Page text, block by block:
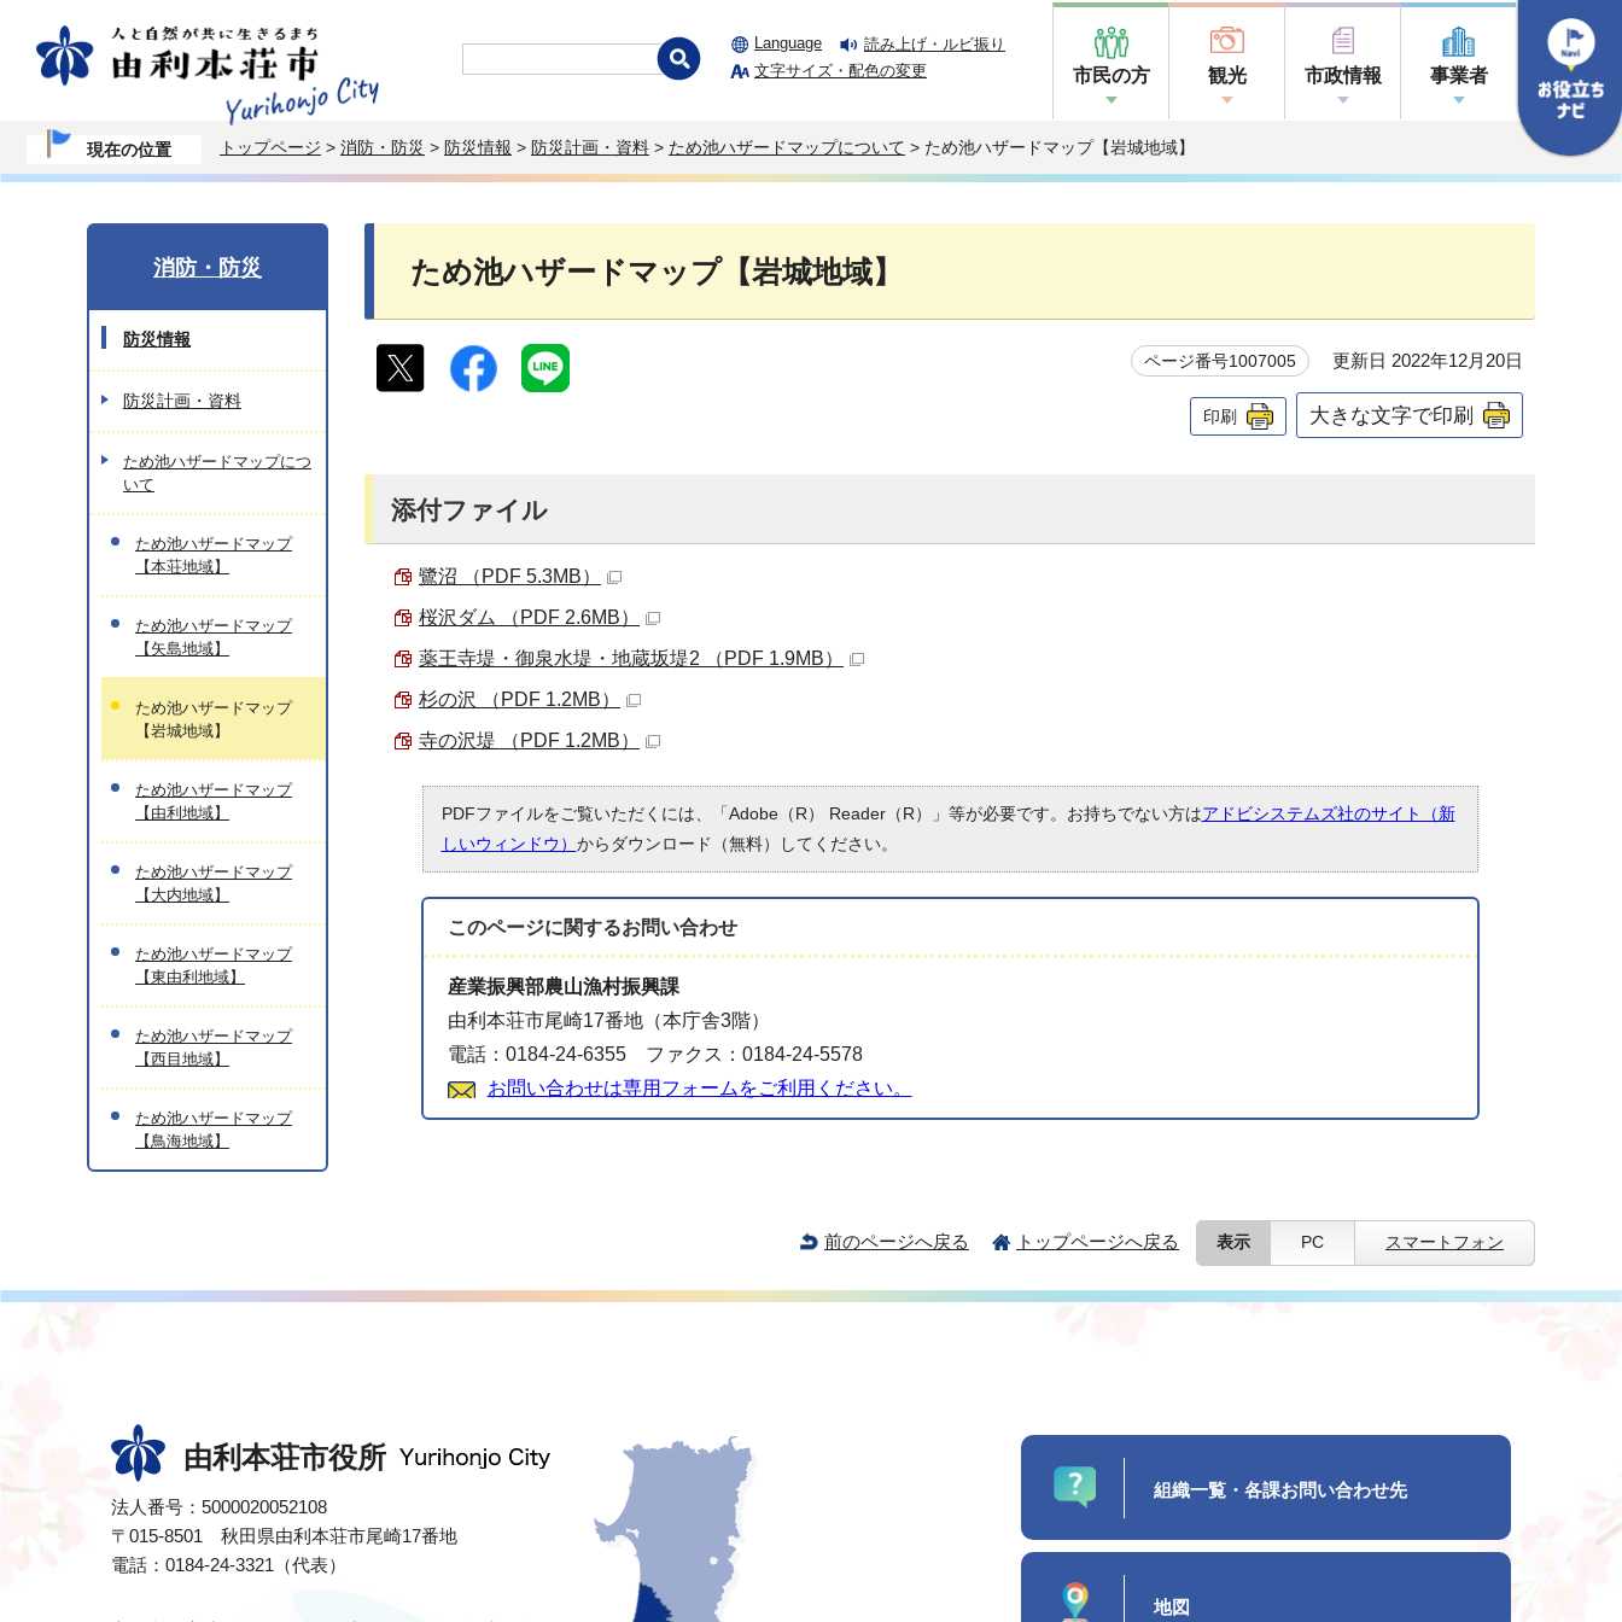
Language
読み上げ・ルビ振り
文字サイズ・配色の変更
市民の方 観光 市政情報 事業者
現在の位置 トップページ > 消防・防災 > 防災情報 > 防災計画・資料 > ため池ハザードマップについて > ため池ハザードマップ【岩城地域】
ため池ハザードマップ【岩城地域】
ページ番号1007005 更新日 2022年12月20日
印刷 大きな文字で印刷
添付ファイル
鷺沼 （PDF 5.3MB）
桜沢ダム （PDF 2.6MB）
薬王寺堤・御泉水堤・地蔵坂堤2 （PDF 1.9MB）
杉の沢 （PDF 1.2MB）
寺の沢堤 （PDF 1.2MB）
PDFファイルをご覧いただくには、「Adobe（R） Reader（R）」等が必要です。お持ちでない方はアドビシステムズ社のサイト（新
しいウィンドウ） からダウンロード（無料）してください。
このページに関するお問い合わせ
産業振興部農山漁村振興課
由利本荘市尾崎17番地（本庁舎3階）
電話：0184-24-6355 ファクス：0184-24-5578
お問い合わせは専用フォームをご利用ください。
消防・防災
防災情報
防災計画・資料
ため池ハザードマップにつ
いて
ため池ハザードマップ
【本荘地域】
ため池ハザードマップ
【矢島地域】
ため池ハザードマップ
【岩城地域】
ため池ハザードマップ
【由利地域】
ため池ハザードマップ
【大内地域】
ため池ハザードマップ
【東由利地域】
ため池ハザードマップ
【西目地域】
ため池ハザードマップ
【鳥海地域】
前のページへ戻る トップページへ戻る 表示 PC スマートフォン
由利本荘市役所
法人番号：5000020052108
〒015-8501 秋田県由利本荘市尾崎17番地
電話：0184-24-3321（代表）
組織一覧・各課お問い合わせ先
地図